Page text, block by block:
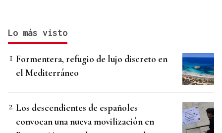
Lo más visto
Formentera, refugio de lujo discreto en
el Mediterráneo
Los descendientes de españoles
convocan una nueva movilización en